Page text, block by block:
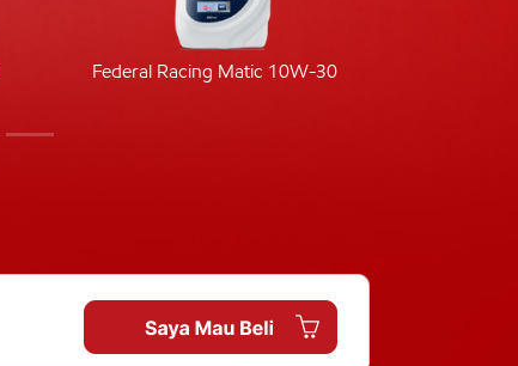
Federal Racing Matic 10W-30